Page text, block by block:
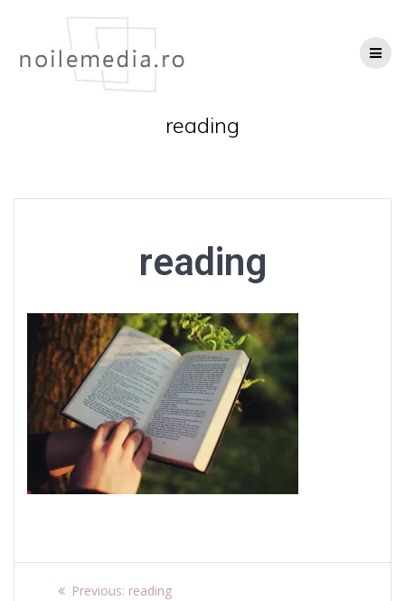
reading
reading
Navigare
Previous: Previous
reading